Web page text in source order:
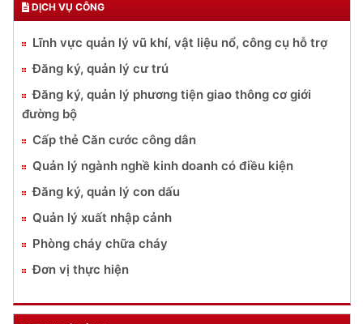
DỊCH VỤ CÔNG
Lĩnh vực quản lý vũ khí, vật liệu nổ, công cụ hỗ trợ
Đăng ký, quản lý cư trú
Đăng ký, quản lý phương tiện giao thông cơ giới
đường bộ
Cấp thẻ Căn cước công dân
Quản lý ngành nghề kinh doanh có điều kiện
Đăng ký, quản lý con dấu
Quản lý xuất nhập cảnh
Phòng cháy chữa cháy
Đơn vị thực hiện